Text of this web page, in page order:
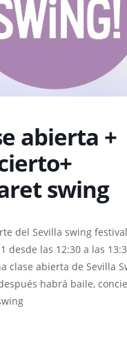
abierta +
swing
del Sevilla swing
desde las 12:30 a las
clase abierta de Sevilla
habrá baile,